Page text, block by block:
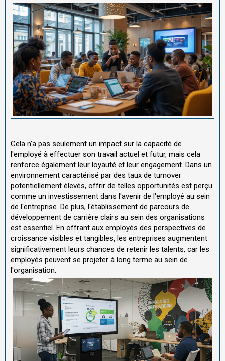
Cela n'a pas seulement un impact sur la capacité de
l'employé à effectuer son travail actuel et futur, mais cela
renforce également leur loyauté et leur engagement. Dans un
environnement caractérisé par des taux de turnover
potentiellement élevés, offrir de telles opportunités est perçu
comme un investissement dans l'avenir de l'employé au sein
de l'entreprise. De plus, l'établissement de parcours de
développement de carrière clairs au sein des organisations
est essentiel. En offrant aux employés des perspectives de
croissance visibles et tangibles, les entreprises augmentent
significativement leurs chances de retenir les talents, car les
employés peuvent se projeter à long terme au sein de
l'organisation.